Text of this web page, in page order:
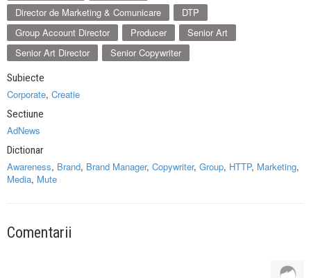
Director de Marketing & Comunicare
DTP
Group Account Director
Producer
Senior Art
Senior Art Director
Senior Copywriter
Subiecte
Corporate, Creatie
Sectiune
AdNews
Dictionar
Awareness, Brand, Brand Manager, Copywriter, Group, HTTP, Marketing,
Media, Mute
Comentarii